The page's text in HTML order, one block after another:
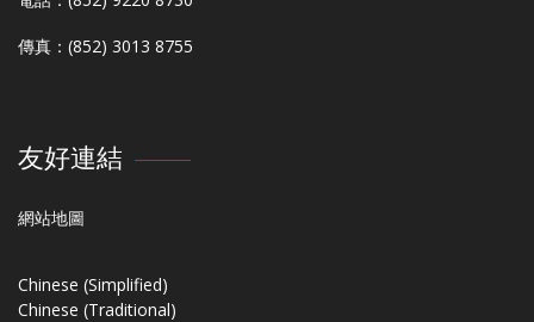
傳真：(852) 3013 8755
友好連結
網站地圖
Chinese (Simplified)
Chinese (Traditional)